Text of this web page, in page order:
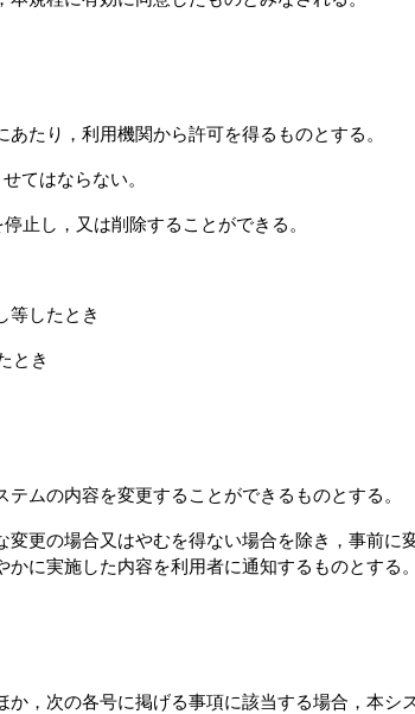
たり，利用機関から許可を得るものとする。
てはならない。
止し，又は削除することができる。
したとき
とき
ムの内容を変更することができるものとする。
更の場合又はやむを得ない場合を除き，事前
に実施した内容を利用者に通知するものとする。
，次の各号に掲げる事項に該当する場合，本シ